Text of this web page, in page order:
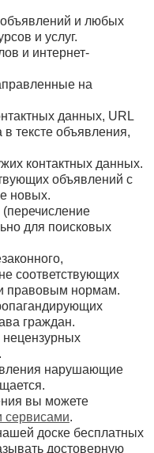
и любых
и услуг.
и интернет-
на
данных, URL
тексте объявления,
контактных данных.
объявлений с
новых.
для поисковых
соответствующих
правовым нормам.
граждан.
нарушающие
вы можете
сервисами.
доске бесплатных
достоверную